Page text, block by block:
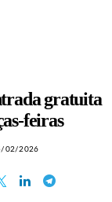
gratuita
feiras
02/2026